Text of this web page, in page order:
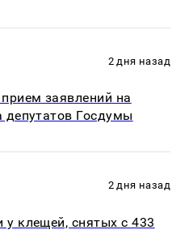
2 дня назад
заявлений на
депутатов Госдумы
2 дня назад
клещей, снятых с 433